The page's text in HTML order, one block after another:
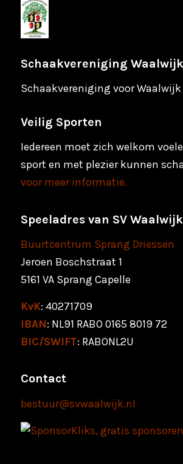
Schaakvereniging Waalwijk
Schaakvereniging voor
Veilig Sporten
Iedereen moet zich welkom
sport en met plezier kunnen
voor meer informatie.
Speeladres van SV Waalwijk
Buurtcentrum Sprang Driessen
Jeroen Boschstraat 1
5161 VA Sprang Capelle
KvK: 40271709
IBAN: NL91 RABO 0165 8019 72
BIC/SWIFT: RABONL2U
Contact
bestuur@svwaalwijk.nl